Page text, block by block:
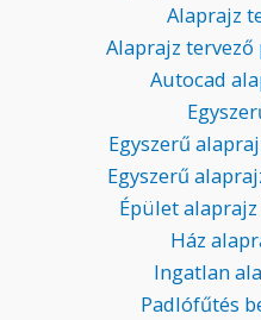
Alaprajz
Alaprajz
Autocad
Egyszerű
Egyszerű
Épület
Ház
Ingatlan
Padlófűtés